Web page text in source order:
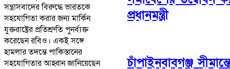
সন্ত্রাসবাদের বিরুদ্ধে ভারতকে
সহযোগিতা করার জন্য মার্কিন
যুক্তরাষ্ট্রের প্রতিশ্রুতি পুনর্ব্যক্ত
করেছেন রবিও। একই সঙ্গে
হামলার তদন্তে পাকিস্তানের
সহযোগিতার আহ্বান জানিয়েছেন
প্রধানমন্ত্রী
চাঁপাইনবাবগঞ্জ